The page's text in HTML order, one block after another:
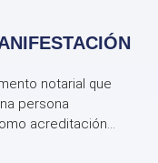
notarial que
persona
acreditación...